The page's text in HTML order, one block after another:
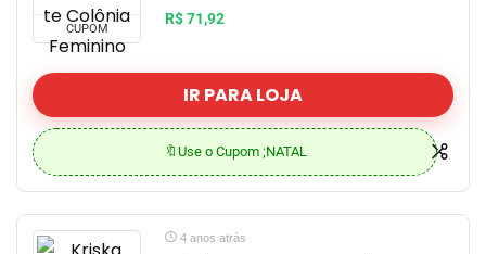
CUPOM
R$ 71,92
IR PARA LOJA
🔖Use o Cupom ;NATAL
4 anos atrás